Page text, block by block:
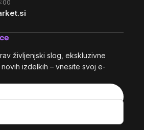
življenjski slog, ekskluzivne
izdelkih – vnesite svoj e-